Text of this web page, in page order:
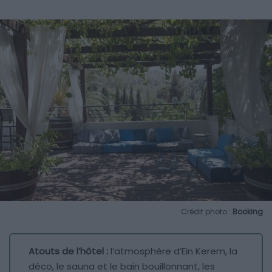
Crédit photo : Booking
Atouts de l’hôtel : l’atmosphère d’Ein Kerem, la
déco, le sauna et le bain bouillonnant, les